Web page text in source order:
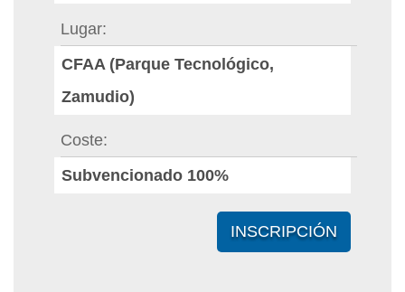
Lugar
CFAA (Parque Tecnológico,
Zamudio)
Coste
Subvencionado 100%
INSCRIPCIÓN